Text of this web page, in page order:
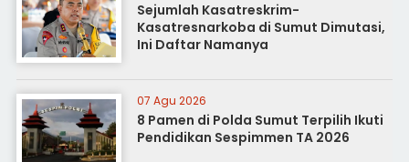
Sejumlah Kasatreskrim-
Kasatresnarkoba di Sumut Dimutasi,
Ini Daftar Namanya
07 Agu 2026
8 Pamen di Polda Sumut Terpilih Ikuti
Pendidikan Sespimmen TA 2026